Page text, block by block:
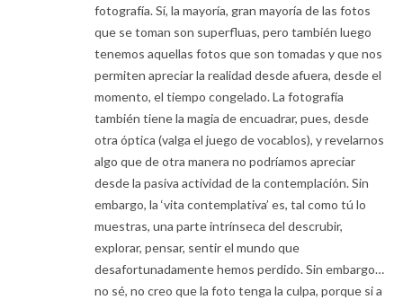
fotografía. Sí, la mayoría, gran mayoría de las fotos
que se toman son superfluas, pero también luego
tenemos aquellas fotos que son tomadas y que nos
permiten apreciar la realidad desde afuera, desde el
momento, el tiempo congelado. La fotografía
también tiene la magia de encuadrar, pues, desde
otra óptica (valga el juego de vocablos), y revelarnos
algo que de otra manera no podríamos apreciar
desde la pasiva actividad de la contemplación. Sin
embargo, la ‘vita contemplativa’ es, tal como tú lo
muestras, una parte intrínseca del descrubir,
explorar, pensar, sentir el mundo que
desafortunadamente hemos perdido. Sin embargo…
no sé, no creo que la foto tenga la culpa, porque si a